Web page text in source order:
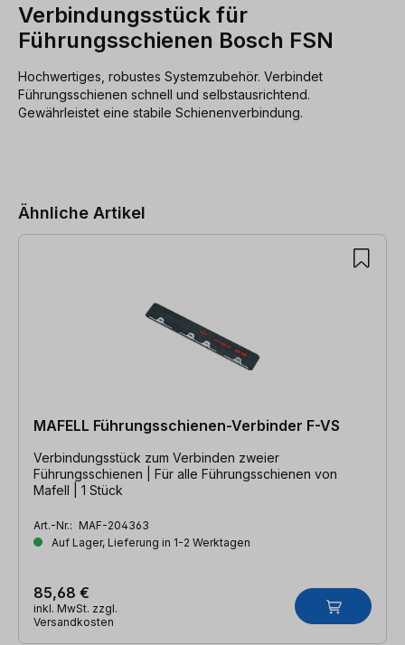
Verbindungsstück für
Führungsschienen Bosch FSN
Hochwertiges, robustes Systemzubehör. Verbindet
Führungsschienen schnell und selbstausrichtend.
Gewährleistet eine stabile Schienenverbindung.
Ähnliche Artikel
MAFELL Führungsschienen-Verbinder F-VS
Verbindungsstück zum Verbinden zweier
Führungsschienen | Für alle Führungsschienen von
Mafell | 1 Stück
Art.-Nr.: MAF-204363
Auf Lager, Lieferung in 1-2 Werktagen
85,68 €
inkl. MwSt. zzgl.
Versandkosten